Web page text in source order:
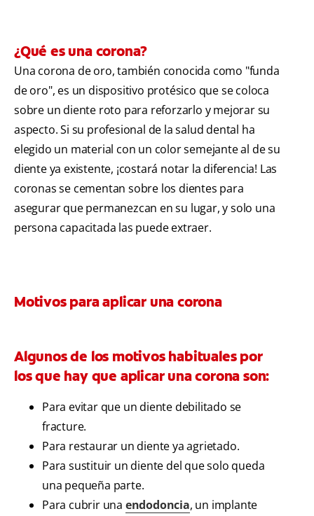
¿Qué es una corona?
Una corona de oro, también conocida como "funda
de oro", es un dispositivo protésico que se coloca
sobre un diente roto para reforzarlo y mejorar su
aspecto. Si su profesional de la salud dental ha
elegido un material con un color semejante al de su
diente ya existente, ¡costará notar la diferencia! Las
coronas se cementan sobre los dientes para
asegurar que permanezcan en su lugar, y solo una
persona capacitada las puede extraer.
Motivos para aplicar una corona
Algunos de los motivos habituales por
los que hay que aplicar una corona son:
Para evitar que un diente debilitado se
fracture.
Para restaurar un diente ya agrietado.
Para sustituir un diente del que solo queda
una pequeña parte.
Para cubrir una endodoncia, un implante